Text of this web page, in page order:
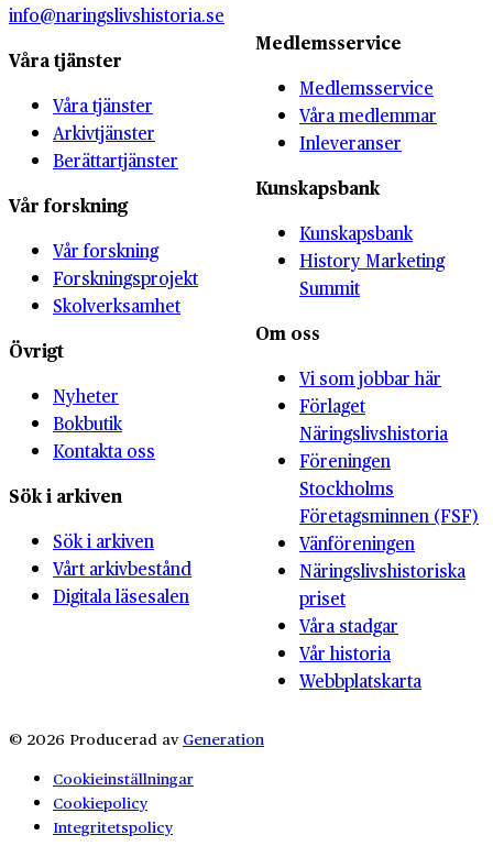
info@naringslivshistoria.se
Våra tjänster
Våra tjänster
Arkivtjänster
Berättartjänster
Vår forskning
Vår forskning
Forskningsprojekt
Skolverksamhet
Övrigt
Nyheter
Bokbutik
Kontakta oss
Sök i arkiven
Sök i arkiven
Vårt arkivbestånd
Digitala läsesalen
Medlemsservice
Medlemsservice
Våra medlemmar
Inleveranser
Kunskapsbank
Kunskapsbank
History Marketing
Summit
Om oss
Vi som jobbar här
Förlaget
Näringslivshistoria
Föreningen
Stockholms
Företagsminnen (FSF)
Vänföreningen
Näringslivshistoriska
priset
Våra stadgar
Vår historia
Webbplatskarta
© 2026 Producerad av Generation
Cookieinställningar
Cookiepolicy
Integritetspolicy